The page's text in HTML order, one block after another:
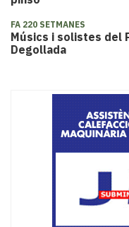
FA 220 SETMANES
Músics i solistes del
Degollada